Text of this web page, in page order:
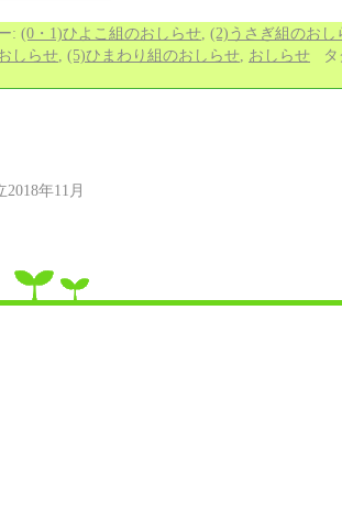
: (0・1)ひよこ組のおしらせ (2)うさぎ組のおし
しらせ (5)ひまわり組のおしらせ おしらせ タ
2018年11月